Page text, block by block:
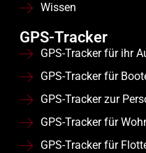
Wissen
GPS-Tracker
GPS-Tracker für ihr
GPS-Tracker für
GPS-Tracker zur
GPS-Tracker für
GPS-Tracker für